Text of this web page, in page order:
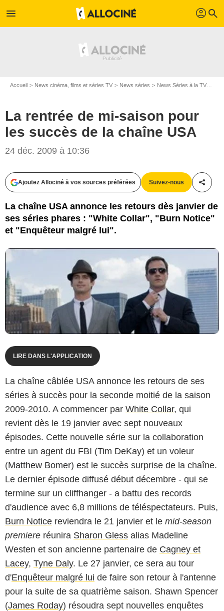
menu profil search
Accueil News cinéma, films et séries TV News séries News Séries à la TV
La rentrée de mi-saison pour
les succès de la chaîne USA
24 déc. 2009 à 10:36
Ajoutez Allociné à vos sources préférées Suivez-nous
La chaîne USA annonce les retours dès janvier de
ses séries phares : "White Collar", "Burn Notice"
et "Enquêteur malgré lui".
LIRE DANS L'APPLICATION
La chaîne câblée USA annonce les retours de ses
séries à succès pour la seconde moitié de la saison
2009-2010. A commencer par White Collar, qui
revient dès le 19 janvier avec sept nouveaux
épisodes. Cette nouvelle série sur la collaboration
entre un agent du FBI (Tim DeKay) et un voleur
(Matthew Bomer) est le succès surprise de la chaîne.
Le dernier épisode diffusé début décembre - qui se
termine sur un cliffhanger - a battu des records
d'audience avec 6,8 millions de téléspectateurs. Puis,
Burn Notice reviendra le 21 janvier et le mid-season
premiere réunira Sharon Gless alias Madeline
Westen et son ancienne partenaire de Cagney et
Lacey, Tyne Daly. Le 27 janvier, ce sera au tour
d'Enquêteur malgré lui de faire son retour à l'antenne
pour la suite de sa quatrième saison. Shawn Spencer
(James Roday) résoudra sept nouvelles enquêtes